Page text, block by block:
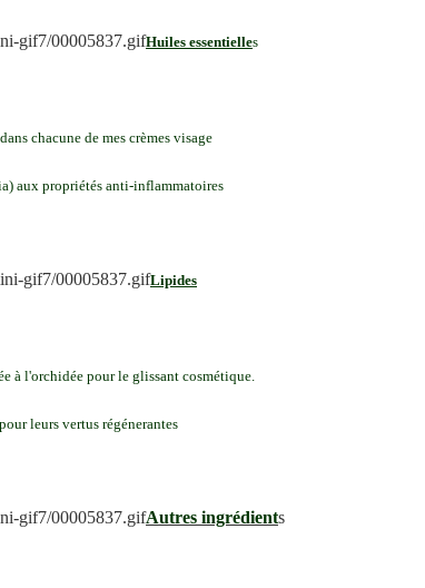
Huiles essentielles
chacune de mes crèmes visage
aux propriétés anti-inflammatoires
Lipides
à l'orchidée pour le glissant cosmétique.
leurs vertus régénerantes
Autres ingrédients